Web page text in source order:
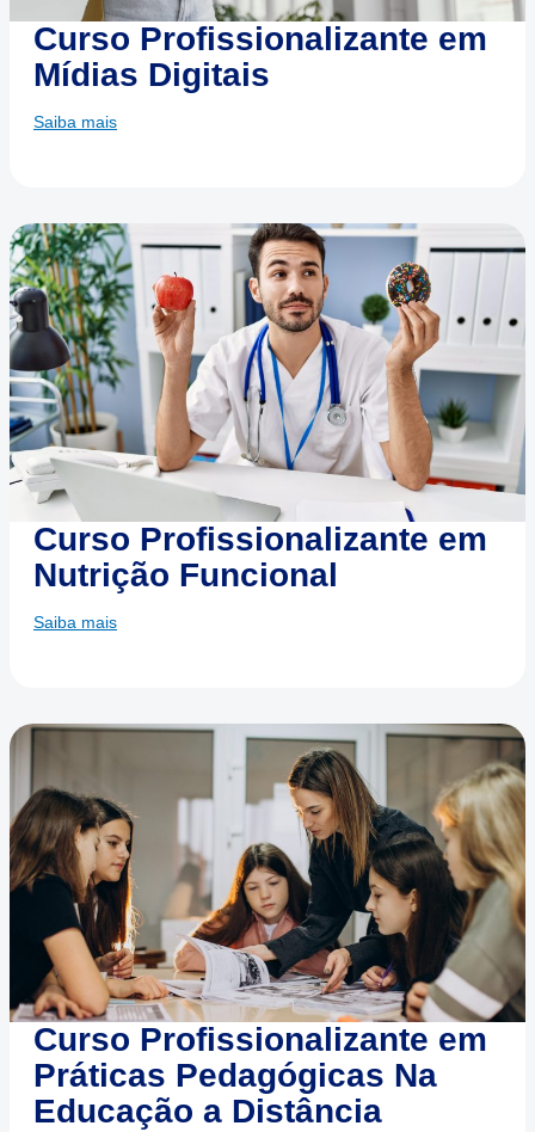
Curso Profissionalizante em
Mídias Digitais
Saiba mais
Curso Profissionalizante em
Nutrição Funcional
Saiba mais
Curso Profissionalizante em
Práticas Pedagógicas Na
Educação a Distância